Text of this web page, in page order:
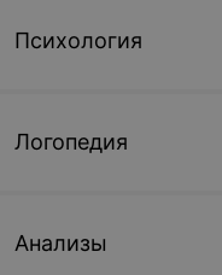
Психология
Логопедия
Анализы